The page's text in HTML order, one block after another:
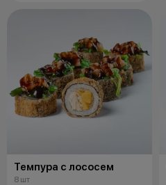
Темпура с лососем
8 шт